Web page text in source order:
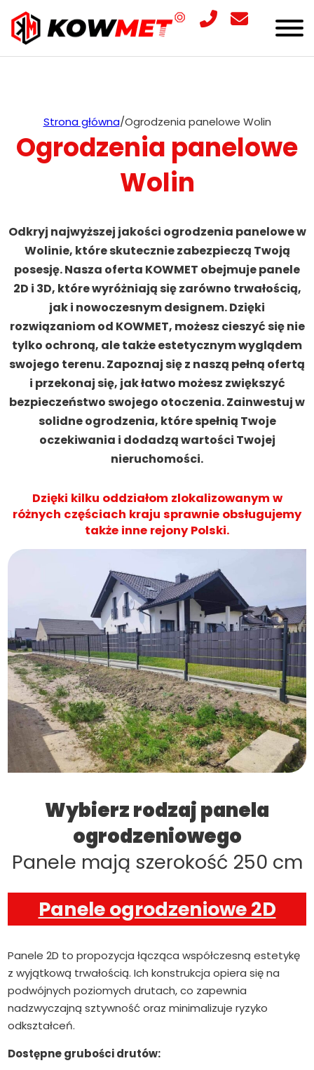
Strona główna/Ogrodzenia panelowe Wolin
Ogrodzenia panelowe
Wolin
Odkryj najwyższej jakości ogrodzenia panelowe w
Wolinie, które skutecznie zabezpieczą Twoją
posesję. Nasza oferta KOWMET obejmuje panele
2D i 3D, które wyróżniają się zarówno trwałością,
jak i nowoczesnym designem. Dzięki
rozwiązaniom od KOWMET, możesz cieszyć się nie
tylko ochroną, ale także estetycznym wyglądem
swojego terenu. Zapoznaj się z naszą pełną ofertą
i przekonaj się, jak łatwo możesz zwiększyć
bezpieczeństwo swojego otoczenia. Zainwestuj w
solidne ogrodzenia, które spełnią Twoje
oczekiwania i dodadzą wartości Twojej
nieruchomości.
Dzięki kilku oddziałom zlokalizowanym w
różnych częściach kraju sprawnie obsługujemy
także inne rejony Polski.
Wybierz rodzaj panela
ogrodzeniowego
Panele mają szerokość 250 cm
Panele ogrodzeniowe 2D
Panele 2D to propozycja łącząca współczesną estetykę
z wyjątkową trwałością. Ich konstrukcja opiera się na
podwójnych poziomych drutach, co zapewnia
nadzwyczajną sztywność oraz minimalizuje ryzyko
odkształceń.
Dostępne grubości drutów: